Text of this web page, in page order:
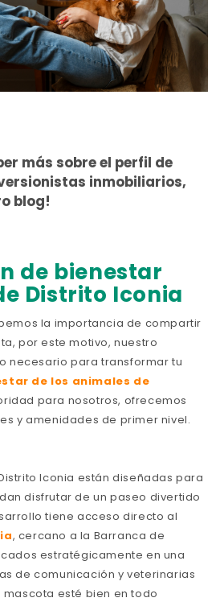
más sobre el perfil de
inmobiliarios,
blog!
de bienestar
Distrito Iconia
la importancia de compartir
por este motivo, nuestro
necesario para transformar tu
de los animales de
para nosotros, ofrecemos
y amenidades de primer nivel.
Iconia están diseñadas para
disfrutar de un paseo divertido
tiene acceso directo al
, cercano a la Barranca de
estratégicamente en una
de comunicación y veterinarias
esté bien en todo